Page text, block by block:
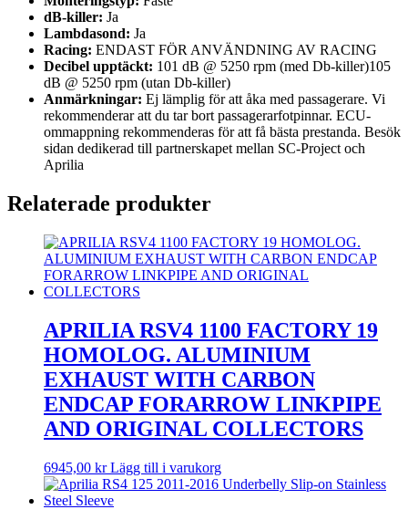
dB-killer: Ja
Lambdasond: Ja
Racing: ENDAST FÖR ANVÄNDNING AV RACING
Decibel upptäckt: 101 dB @ 5250 rpm (med Db-killer)105
dB @ 5250 rpm (utan Db-killer)
Anmärkningar: Ej lämplig för att åka med passagerare. Vi
rekommenderar att du tar bort passagerarfotpinnar. ECU-
ommappning rekommenderas för att få bästa prestanda. Besök
sidan dedikerad till partnerskapet mellan SC-Project och
Aprilia
Relaterade produkter
APRILIA RSV4 1100 FACTORY 19
HOMOLOG. ALUMINIUM
EXHAUST WITH CARBON
ENDCAP FORARROW LINKPIPE
AND ORIGINAL COLLECTORS
6945,00 kr Lägg till i varukorg